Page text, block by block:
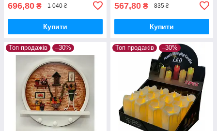
696,80 ₴ 1 040 ₴
Купити
567,80 ₴ 835 ₴
Купити
Топ продажів –30% Топ продажів –30%